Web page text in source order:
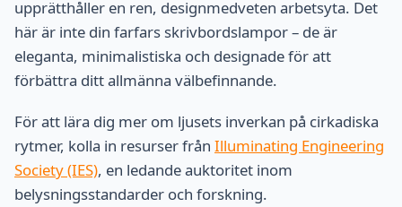
upprätthåller en ren, designmedveten arbetsyta. Det
här är inte din farfars skrivbordslampor – de är
eleganta, minimalistiska och designade för att
förbättra ditt allmänna välbefinnande.
För att lära dig mer om ljusets inverkan på cirkadiska
rytmer, kolla in resurser från Illuminating Engineering
Society (IES), en ledande auktoritet inom
belysningsstandarder och forskning.